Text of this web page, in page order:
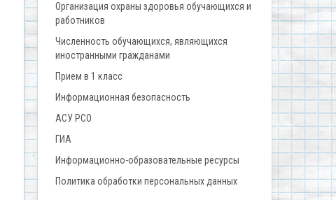
Организация охраны здоровья обучающихся и
работников
Численность обучающихся, являющихся
иностранными гражданами
Прием в 1 класс
Информационная безопасность
АСУ РСО
ГИА
Информационно-образовательные ресурсы
Политика обработки персональных данных